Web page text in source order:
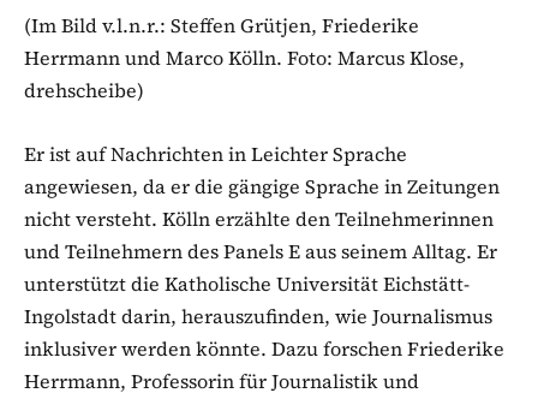
(Im Bild v.l.n.r.: Steffen Grütjen, Friederike
Herrmann und Marco Kölln. Foto: Marcus Klose,
drehscheibe)
Er ist auf Nachrichten in Leichter Sprache
angewiesen, da er die gängige Sprache in Zeitungen
nicht versteht. Kölln erzählte den Teilnehmerinnen
und Teilnehmern des Panels E aus seinem Alltag. Er
unterstützt die Katholische Universität Eichstätt-
Ingolstadt darin, herauszufinden, wie Journalismus
inklusiver werden könnte. Dazu forschen Friederike
Herrmann, Professorin für Journalistik und